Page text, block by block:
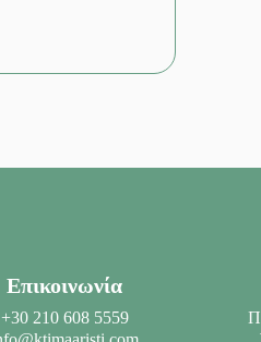
Επικοινωνία
+30 210 608 5559